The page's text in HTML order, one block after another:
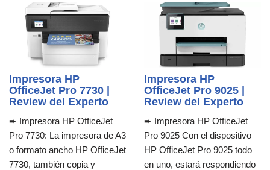
Impresora HP
OfficeJet Pro 7730 |
Review del Experto
➨ Impresora HP OfficeJet
Pro 7730: La impresora de A3
o formato ancho HP OfficeJet
7730, también copia y
Impresora HP
OfficeJet Pro 9025 |
Review del Experto
➨ Impresora HP OfficeJet
Pro 9025 Con el dispositivo
HP OfficeJet Pro 9025 todo
en uno, estará respondiendo